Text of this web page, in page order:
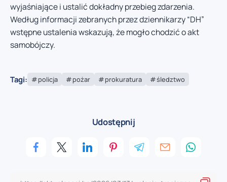
wyjaśniające i ustalić dokładny przebieg zdarzenia.
Według informacji zebranych przez dziennikarzy “DH”
wstępne ustalenia wskazują, że mogło chodzić o akt
samobójczy.
Tagi: policja pożar prokuratura śledztwo
Udostępnij